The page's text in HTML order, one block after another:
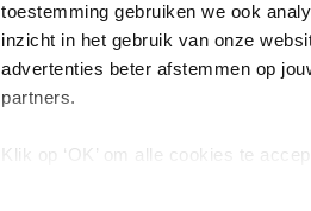
toestemming gebruiken we ook
inzicht in het gebruik van onze
advertenties beter afstemmen op
partners.
Klik op ‘OK’ om alle cookies te